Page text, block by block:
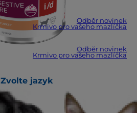
Odběr novinek
Krmivo pro vašeho mazlíčka
Odběr novinek
Krmivo pro vašeho mazlíčka
Zvolte jazyk